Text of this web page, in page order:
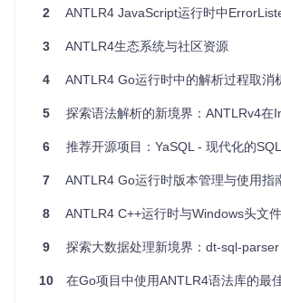
用程序用户体验的强大工具。无论你是开发
尝试并探索 antlr4-c3如何帮助你的项目实
2 ANTLR4 JavaScript运行时中ErrorListener类型
3 ANTLR4生态系统与社区资源
4 ANTLR4 Go运行时中的解析过程取消
5 探索语法解析的新境界：ANTLRv4在IntelliJ
6 推荐开源项目：YaSQL - 现代化的
7 ANTLR4 Go运行时版本管理与使用指
8 ANTLR4 C++运行时与Windows头文件的宏定
9 探索大数据处理新境界：dt-sql-parser 开
10 在Go项目中使用ANTLR4语法库的最